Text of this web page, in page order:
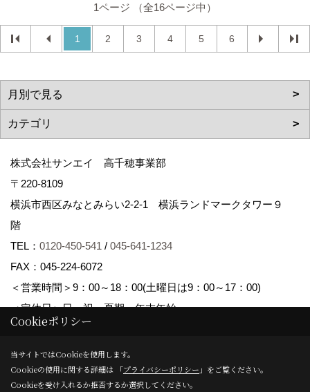
1ページ （全16ページ中）
1 2 3 4 5 6
株式会社サンエイ 高千穂事業部
〒220-8109
横浜市西区みなとみらい2-2-1 横浜ランドマークタワー９
階
TEL： 0120-450-541 / 045-641-1234
FAX：045-224-6072
＜営業時間＞9：00～18：00(土曜日は9：00～17：00)
＜定休日＞日・祝・夏期・年末年始
Copyright (c) Sanei corp. All Rights Reserved.
Cookieポリシー
当サイトではCookieを使用します。
Cookieの使用に関する詳細は 「プライバシーポリシー 」をご覧ください。
Cookieを受け入れるか拒否するか選択してください。